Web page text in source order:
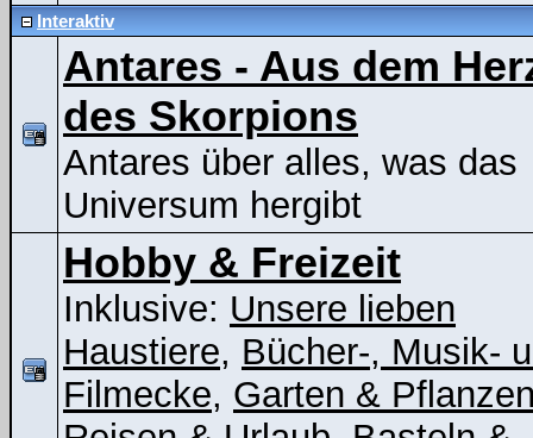
Interaktiv
Antares - Aus dem
des Skorpions
Antares über alles, was das
Universum hergibt
Hobby & Freizeit
Inklusive: Unsere lieben
Haustiere, Bücher-, Musik-
Filmecke, Garten &